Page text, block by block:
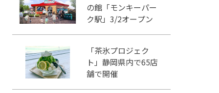
の館「モンキーパー
ク駅」3/2オープン
「茶氷プロジェク
ト」静岡県内で65店
舗で開催